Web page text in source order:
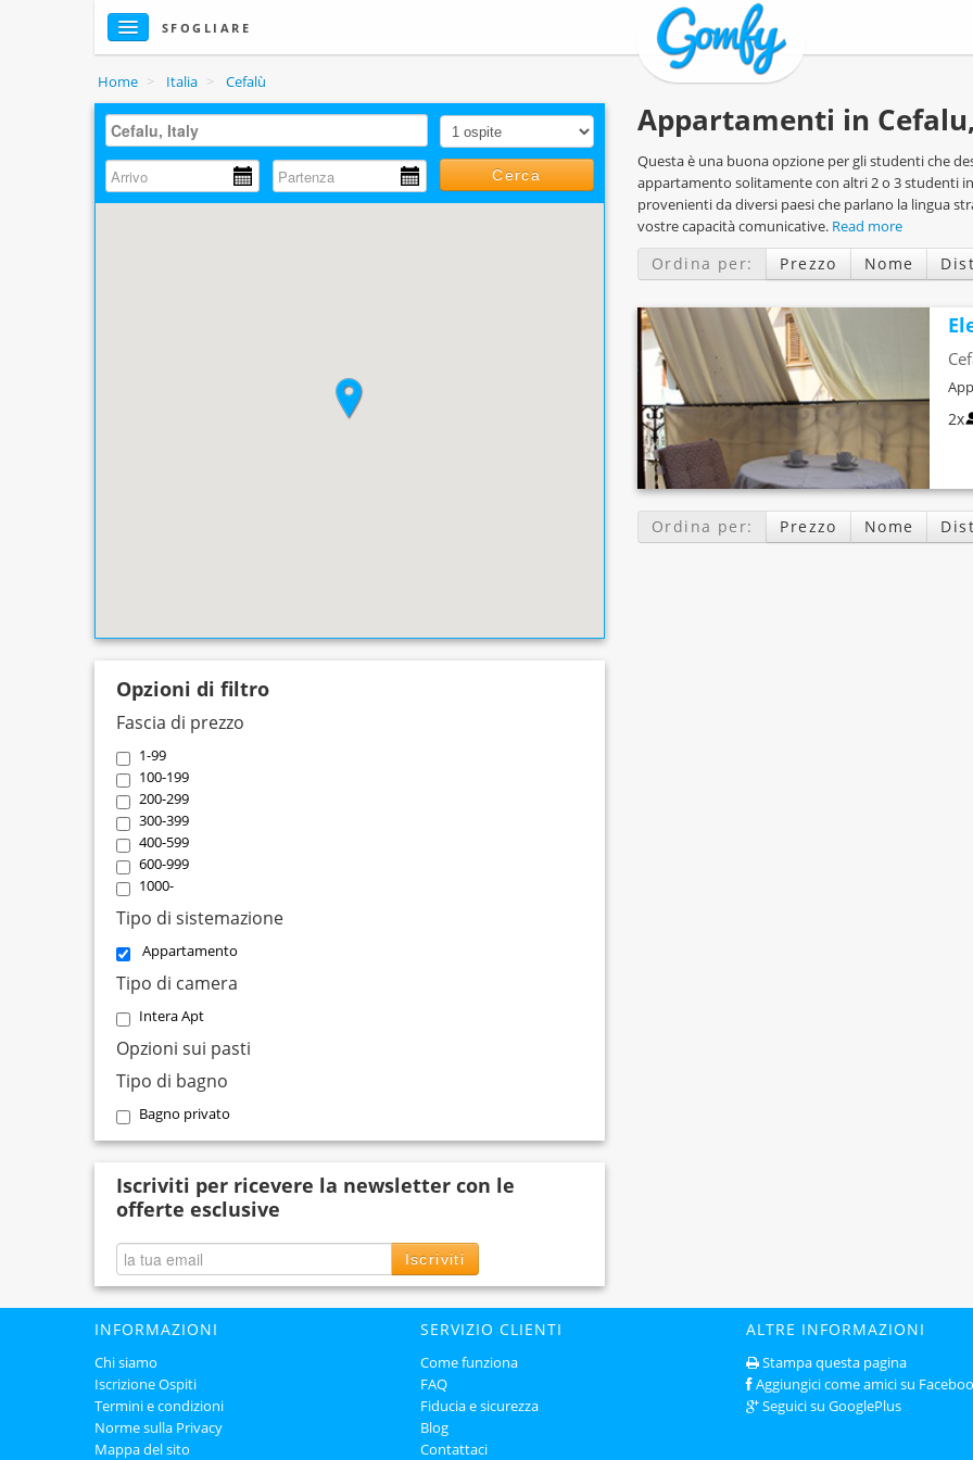
SFOGLIARE
Home > Italia > Cefalù
Cerca
Opzioni di filtro
Fascia di prezzo
1-99
100-199
200-299
300-399
400-599
600-999
1000-
Tipo di sistemazione
Appartamento
Tipo di camera
Intera Apt
Opzioni sui pasti
Tipo di bagno
Bagno privato
Iscriviti per ricevere la newsletter con le
offerte esclusive
Iscriviti
Appartamenti in
Questa è una buona opzione per gli studenti che
appartamento solitamente con altri 2 o 3 studenti
provenienti da diversi paesi che parlano la lingua
vostre capacità comunicative. Read more
Ordina per: Prezzo Nome
2x
Ordina per: Prezzo Nome
INFORMAZIONI
Chi siamo
Iscrizione Ospiti
Termini e condizioni
Norme sulla Privacy
Mappa del sito
SERVIZIO CLIENTI
Come funziona
FAQ
Fiducia e sicurezza
Blog
Contattaci
ALTRE INFORMAZIONI
Stampa questa pagina
Aggiungici come amici su
Seguici su GooglePlus